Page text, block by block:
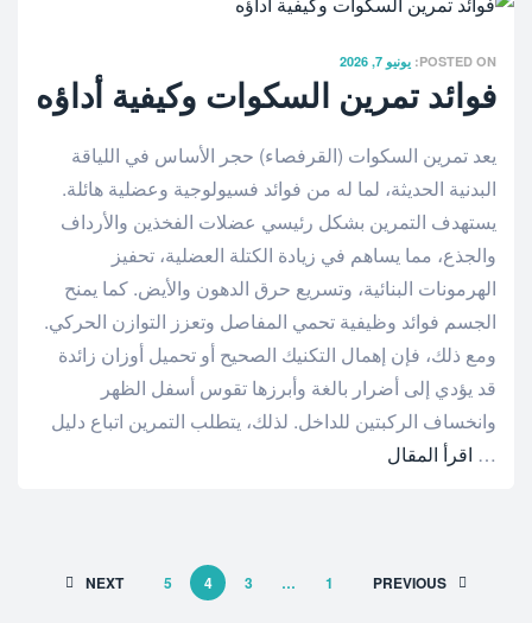
POSTED ON: يونيو 7, 2026
فوائد تمرين السكوات وكيفية أداؤه
يعد تمرين السكوات (القرفصاء) حجر الأساس في اللياقة
البدنية الحديثة، لما له من فوائد فسيولوجية وعضلية هائلة.
يستهدف التمرين بشكل رئيسي عضلات الفخذين والأرداف
والجذع، مما يساهم في زيادة الكتلة العضلية، تحفيز
الهرمونات البنائية، وتسريع حرق الدهون والأيض. كما يمنح
الجسم فوائد وظيفية تحمي المفاصل وتعزز التوازن الحركي.
ومع ذلك، فإن إهمال التكنيك الصحيح أو تحميل أوزان زائدة
قد يؤدي إلى أضرار بالغة وأبرزها تقوس أسفل الظهر
وانخساف الركبتين للداخل. لذلك، يتطلب التمرين اتباع دليل
… اقرأ المقال
PREVIOUS
1
…
3
4
5
NEXT